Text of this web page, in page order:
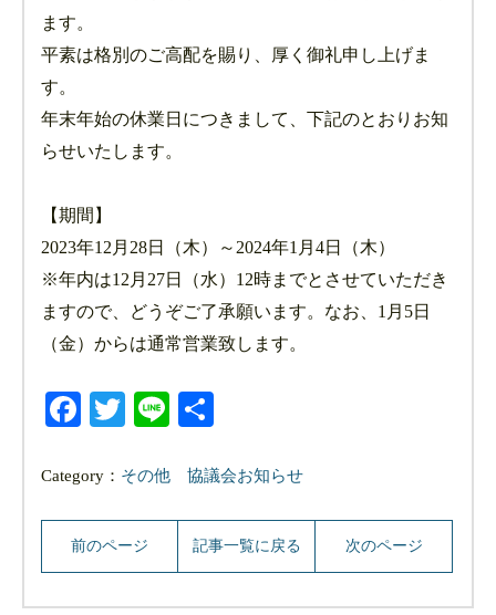
ます。
平素は格別のご高配を賜り、厚く御礼申し上げま
す。
年末年始の休業日につきまして、下記のとおりお知
らせいたします。
【期間】
2023年12月28日（木）～2024年1月4日（木）
※年内は12月27日（水）12時までとさせていただき
ますので、どうぞご了承願います。なお、1月5日
（金）からは通常営業致します。
Facebook
Twitter
Line
Category： その他 協議会お知らせ
前のページ 記事一覧に戻る 次のページ